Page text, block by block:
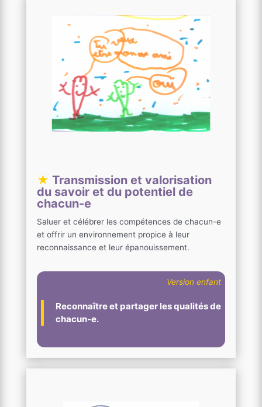
★ Transmission et valorisation
du savoir et du potentiel de
chacun-e
Saluer et célébrer les compétences de chacun-e
et offrir un environnement propice à leur
reconnaissance et leur épanouissement.
Version enfant
Reconnaître et partager les qualités de
chacun-e.